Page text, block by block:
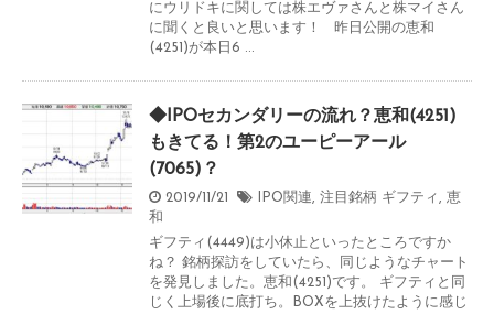
にウリドキに関しては株エヴァさんと株マイさん
に聞くと良いと思います！ 昨日公開の恵和
(4251)が本日6 ...
◆IPOセカンダリーの流れ？恵和(4251)
もきてる！第2のユーピーアール
(7065)？
2019/11/21 IPO関連, 注目銘柄 ギフティ , 恵
和
ギフティ(4449)は小休止といったところですか
ね？ 銘柄探訪をしていたら、同じようなチャート
を発見しました。恵和(4251)です。 ギフティと同
じく上場後に底打ち。BOXを上抜けたように感じ